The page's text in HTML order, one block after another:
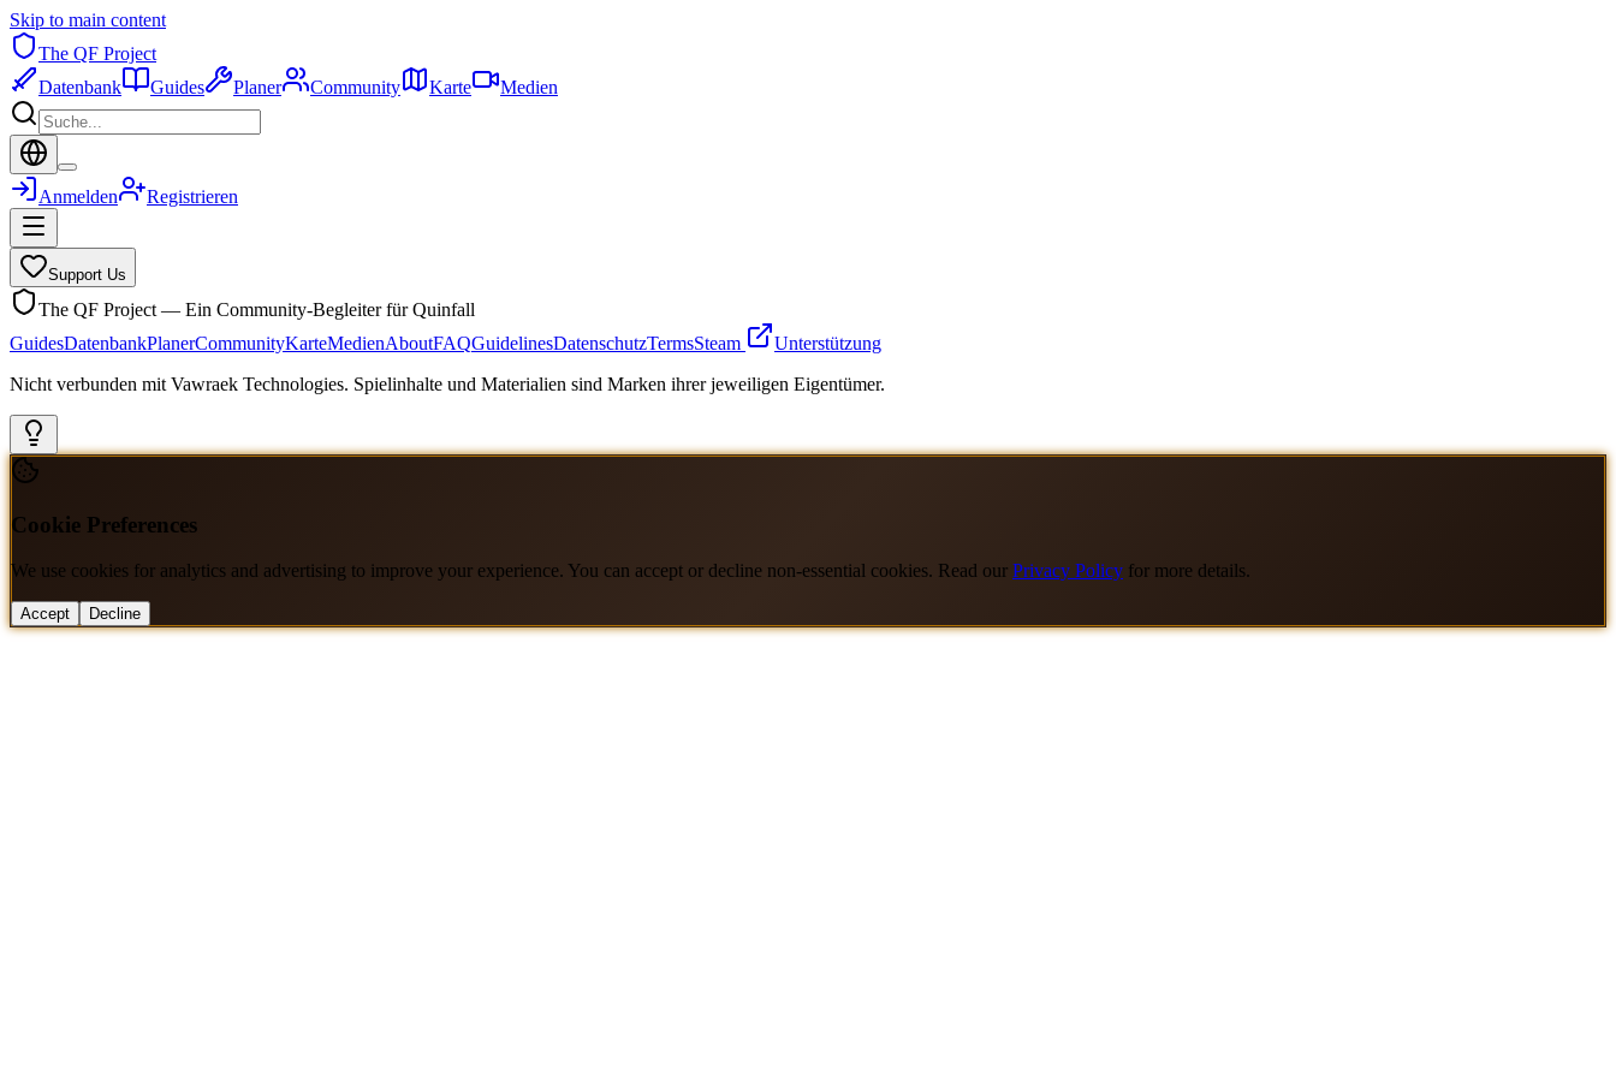
Skip to main content
The QF Project
Datenbank
Guides Planer Community Karte Medien
Anmelden Registrieren
Support Us
The QF Project — Ein Community-Begleiter für Quinfall
GuidesDatenbankPlanerCommunityKarteMedienAboutFAQGuidelinesDatenschutzTermsSteam
Unterstützung
Nicht verbunden mit Vawraek Technologies. Spielinhalte und Materialien sind Marken ihrer jeweiligen Eigentümer.
Cookie Preferences
We use cookies for analytics and advertising to improve your experience. You can accept or decline non-essential cookies. Read our Privacy Policy for more details.
Accept Decline